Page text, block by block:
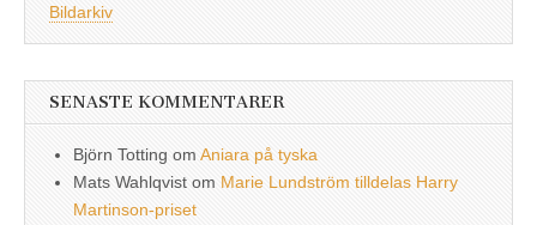
Bildarkiv
SENASTE KOMMENTARER
Björn Totting om Aniara på tyska
Mats Wahlqvist om Marie Lundström tilldelas Harry
Martinson-priset